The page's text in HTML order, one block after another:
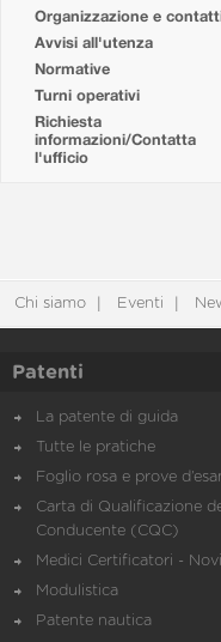
Organizzazione e
Avvisi all'utenza
Normative
Turni operativi
Richiesta
informazioni/Contatta
l'ufficio
Chi siamo Eventi
Patenti
La patente di guida
Tutte le pratiche
Foglio rosa e prove
Carta di Qualificazione
Conducente (CQC)
Medici Certificatori -
Modulistica
Patente nautica